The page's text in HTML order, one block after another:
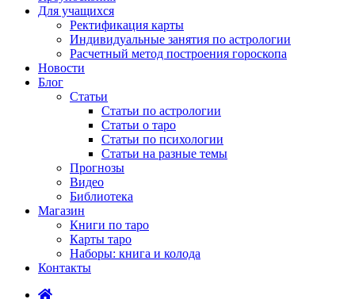
Для учащихся
Ректификация карты
Индивидуальные занятия по астрологии
Расчетный метод построения гороскопа
Новости
Блог
Статьи
Статьи по астрологии
Статьи о таро
Статьи по психологии
Статьи на разные темы
Прогнозы
Видео
Библиотека
Магазин
Книги по таро
Карты таро
Наборы: книга и колода
Контакты